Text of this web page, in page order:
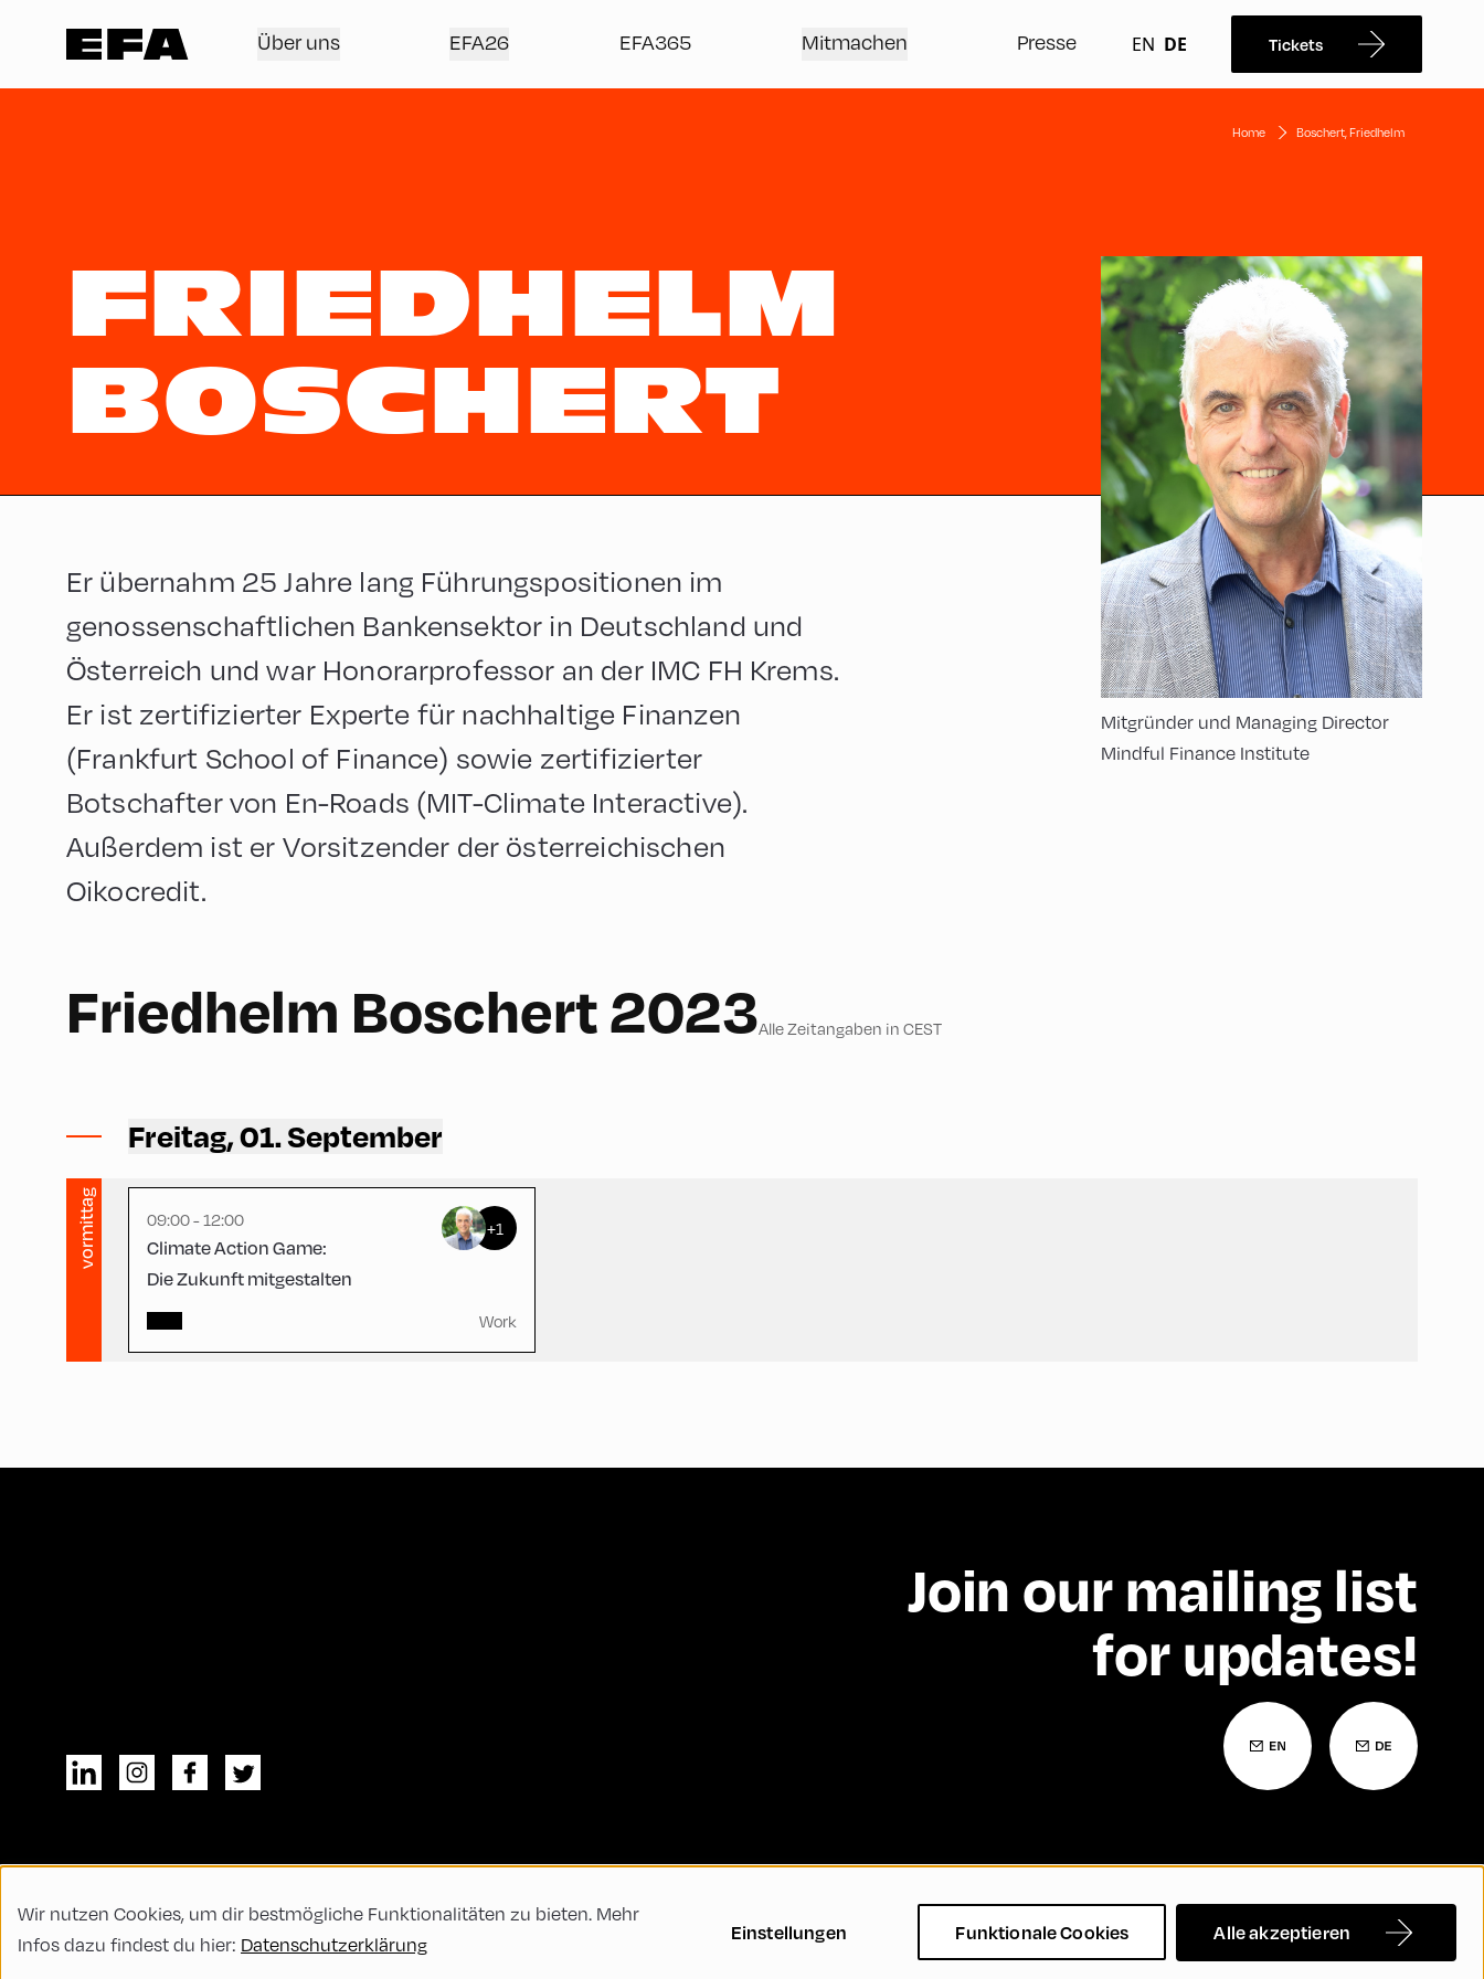
Über uns EFA26 EFA365 Mitmachen Presse EN DE Tickets
Home Boschert, Friedhelm
FRIEDHELM
BOSCHERT
Mitgründer und Managing Director
Mindful Finance Institute
Er übernahm 25 Jahre lang Führungspositionen im
genossenschaftlichen Bankensektor in Deutschland und
Österreich und war Honorarprofessor an der IMC FH Krems.
Er ist zertifizierter Experte für nachhaltige Finanzen
(Frankfurt School of Finance) sowie zertifizierter
Botschafter von En-Roads (MIT-Climate Interactive).
Außerdem ist er Vorsitzender der österreichischen
Oikocredit.
Friedhelm Boschert 2023Alle Zeitangaben in CEST
Freitag, 01. September
vormittag 09:00 - 12:00
Climate Action Game:
Die Zukunft mitgestalten
+1
Work
Join our mailing list
for updates!
© All rights reserved Allgemeine Geschäftsbedingungen
FAQs
Code of Conduct
Cookie Settings
Wir nutzen Cookies, um dir bestmögliche Funktionalitäten zu bieten. Mehr
Infos dazu findest du hier: Datenschutzerklärung Einstellungen Funktionale Cookies Alle akzeptieren